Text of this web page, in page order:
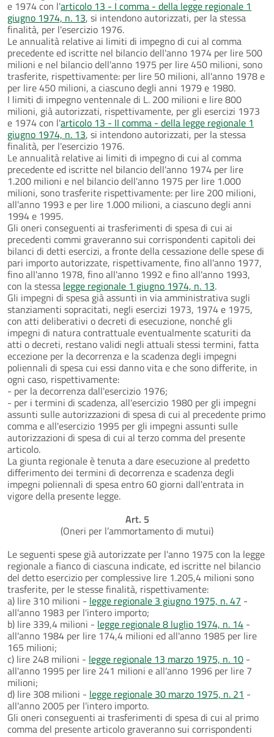
e 1974 con l'articolo 13 - I comma - della legge regionale 1
giugno 1974, n. 13, si intendono autorizzati, per la stessa
finalità, per l'esercizio 1976.
Le annualità relative ai limiti di impegno di cui al comma
precedente ed iscritte nel bilancio dell'anno 1974 per lire 500
milioni e nel bilancio dell'anno 1975 per lire 450 milioni, sono
trasferite, rispettivamente: per lire 50 milioni, all'anno 1978 e
per lire 450 milioni, a ciascuno degli anni 1979 e 1980.
I limiti di impegno ventennale di L. 200 milioni e lire 800
milioni, già autorizzati, rispettivamente, per gli esercizi 1973
e 1974 con l'articolo 13 - II comma - della legge regionale 1
giugno 1974, n. 13, si intendono autorizzati, per la stessa
finalità, per l'esercizio 1976.
Le annualità relative ai limiti di impegno di cui al comma
precedente ed iscritte nel bilancio dell'anno 1974 per lire
1.200 milioni e nel bilancio dell'anno 1975 per lire 1.000
milioni, sono trasferite rispettivamente: per lire 200 milioni,
all'anno 1993 e per lire 1.000 milioni, a ciascuno degli anni
1994 e 1995.
Gli oneri conseguenti ai trasferimenti di spesa di cui ai
precedenti commi graveranno sui corrispondenti capitoli dei
bilanci di detti esercizi, a fronte della cessazione delle spese di
pari importo autorizzate, rispettivamente, fino all'anno 1977,
fino all'anno 1978, fino all'anno 1992 e fino all'anno 1993,
con la stessa legge regionale 1 giugno 1974, n. 13.
Gli impegni di spesa già assunti in via amministrativa sugli
stanziamenti sopracitati, negli esercizi 1973, 1974 e 1975,
con atti deliberativi o decreti di esecuzione, nonché gli
impegni di natura contrattuale eventualmente scaturiti da
atti o decreti, restano validi negli attuali stessi termini, fatta
eccezione per la decorrenza e la scadenza degli impegni
poliennali di spesa cui essi danno vita e che sono differite, in
ogni caso, rispettivamente:
- per la decorrenza dall'esercizio 1976;
- per i termini di scadenza, all'esercizio 1980 per gli impegni
assunti sulle autorizzazioni di spesa di cui al precedente primo
comma e all'esercizio 1995 per gli impegni assunti sulle
autorizzazioni di spesa di cui al terzo comma del presente
articolo.
La giunta regionale è tenuta a dare esecuzione al predetto
differimento dei termini di decorrenza e scadenza degli
impegni poliennali di spesa entro 60 giorni dall'entrata in
vigore della presente legge.
Art. 5
(Oneri per l’ammortamento di mutui)
Le seguenti spese già autorizzate per l'anno 1975 con la legge
regionale a fianco di ciascuna indicate, ed iscritte nel bilancio
del detto esercizio per complessive lire 1.205,4 milioni sono
trasferite, per le stesse finalità, rispettivamente:
a) lire 310 milioni - legge regionale 3 giugno 1975, n. 47 -
all'anno 1983 per l'intero importo;
b) lire 339,4 milioni - legge regionale 8 luglio 1974, n. 14 -
all'anno 1984 per lire 174,4 milioni ed all'anno 1985 per lire
165 milioni;
c) lire 248 milioni - legge regionale 13 marzo 1975, n. 10 -
all'anno 1995 per lire 241 milioni e all'anno 1996 per lire 7
milioni;
d) lire 308 milioni - legge regionale 30 marzo 1975, n. 21 -
all'anno 2005 per l'intero importo.
Gli oneri conseguenti ai trasferimenti di spesa di cui al primo
comma del presente articolo graveranno sui corrispondenti